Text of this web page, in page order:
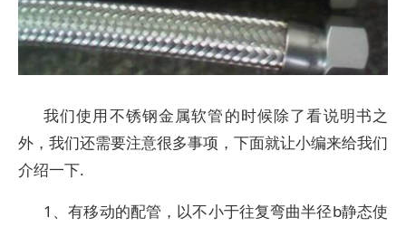
我们使用不锈钢金属软管的时候除了看说明书之
外，我们还需要注意很多事项，下面就让小编来给我们
介绍一下.
1、有移动的配管，以不小于往复弯曲半径b静态使